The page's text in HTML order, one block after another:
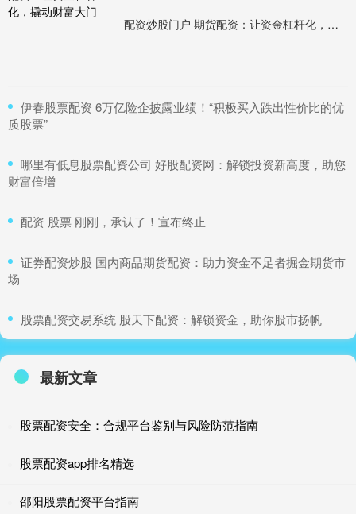
配资炒股门户 期货配资：让资金杠杆化，撬动财富大门
​伊春股票配资 6万亿险企披露业绩！“积极买入跌出性价比的优
质股票”
​哪里有低息股票配资公司 好股配资网：解锁投资新高度，助您
财富倍增
​配资 股票 刚刚，承认了！宣布终止
​证券配资炒股 国内商品期货配资：助力资金不足者掘金期货市
场
​股票配资交易系统 股天下配资：解锁资金，助你股市扬帆
最新文章
股票配资安全：合规平台鉴别与风险防范指南
股票配资app排名精选
邵阳股票配资平台指南